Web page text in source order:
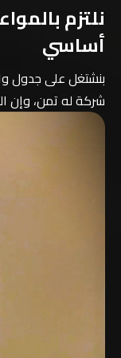
نلتزم
أساسي
بنشتغل على جدول
شركة له تمن، وإن